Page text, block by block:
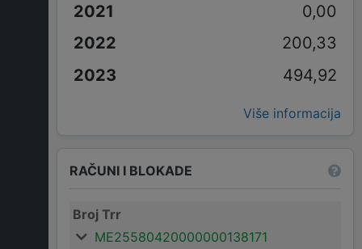
0,00
200,33
494,92
Više informacija
RAČUNI I BLOKADE
Broj Trr
ME25580420000000138171